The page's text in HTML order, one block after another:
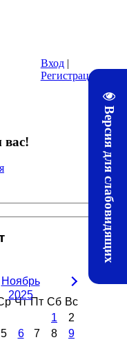
Версия для слабовидящих
Вход|
Регистрация
вас!
Ноябрь
2025
Чт Пт Сб Вс
1
2
5 6 7 8
9